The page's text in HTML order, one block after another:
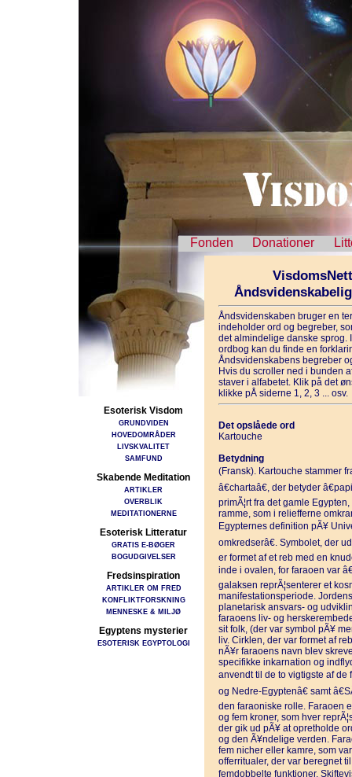
Fonden Donationer
Esoterisk Visdom
GRUNDVIDEN
HOVEDOMRÅDER
LIVSKVALITET
SAMFUND
Skabende Meditation
ARTIKLER
OVERBLIK
MEDITATIONERNE
Esoterisk Litteratur
GRATIS E-BØGER
BOGUDGIVELSER
Fredsinspiration
ARTIKLER OM FRED
KONFLIKTFORSKNING
MENNESKE & MILJØ
Egyptens mysterier
ESOTERISK EGYPTOLOGI
Åndsvidenskaben bruger en
indeholder ord og begreber,
det almindelige danske sprog.
ordbog kan du finde en
Åndsvidenskabens begreber
Hvis du scroller ned i bunden
staver i alfabetet. Klik på det
klikke pÅ siderne 1, 2, 3 ... osv.
Det opslåede ord
Kartouche
Betydning
(Fransk). Kartouche stammer
â€chartaâ€, der betyder
primÃ¦rt fra det gamle
ramme, som i reliefferne
Egypternes definition pÃ¥
omkredserâ€. Symbolet, der
er formet af et reb med en
inde i ovalen, for faraoen var
galaksen reprÃ¦senterer et
manifestationsperiode.
planetarisk ansvars- og
faraoens liv- og
sit folk, (der var symbol pÃ¥
liv. Cirklen, der var formet af
nÃ¥r faraoens navn blev
specifikke inkarnation og
anvendt til de to vigtigste af de
og Nedre-Egyptenâ€ samt
den faraoniske rolle. Faraoen
og fem kroner, som hver
der gik ud pÃ¥ at opretholde
og den Ã¥ndelige verden.
fem nicher eller kamre, som
offerritualer, der var beregnet
femdobbelte funktioner.